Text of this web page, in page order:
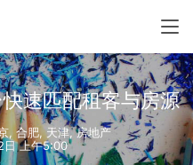
速匹配租客与房源
, 合肥,天津,房地产
上午5:00